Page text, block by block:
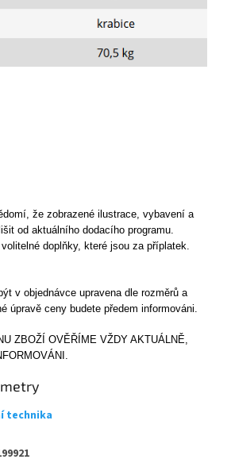
že zobrazené ilustrace, vybavení a
od aktuálního dodacího programu.
doplňky, které jsou za příplatek.
v objednávce upravena dle rozměrů a
úpravě ceny budete předem informováni.
ZBOŽÍ OVĚŘÍME VŽDY AKTUÁLNĚ,
technika